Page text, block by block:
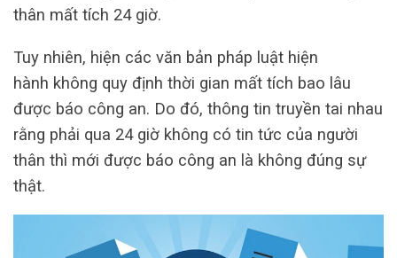
thân mất tích 24 giờ.
Tuy nhiên, hiện các văn bản pháp luật hiện
hành không quy định thời gian mất tích bao lâu
được báo công an. Do đó, thông tin truyền tai nhau
rằng phải qua 24 giờ không có tin tức của người
thân thì mới được báo công an là không đúng sự
thật.